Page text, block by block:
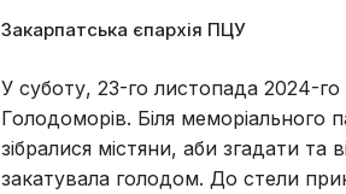
Закарпатська єпархія ПЦУ
У суботу, 23-го листопада 2024-
Голодоморів. Біля меморіального
зібралися містяни, аби згадати
закатувала голодом. До стели